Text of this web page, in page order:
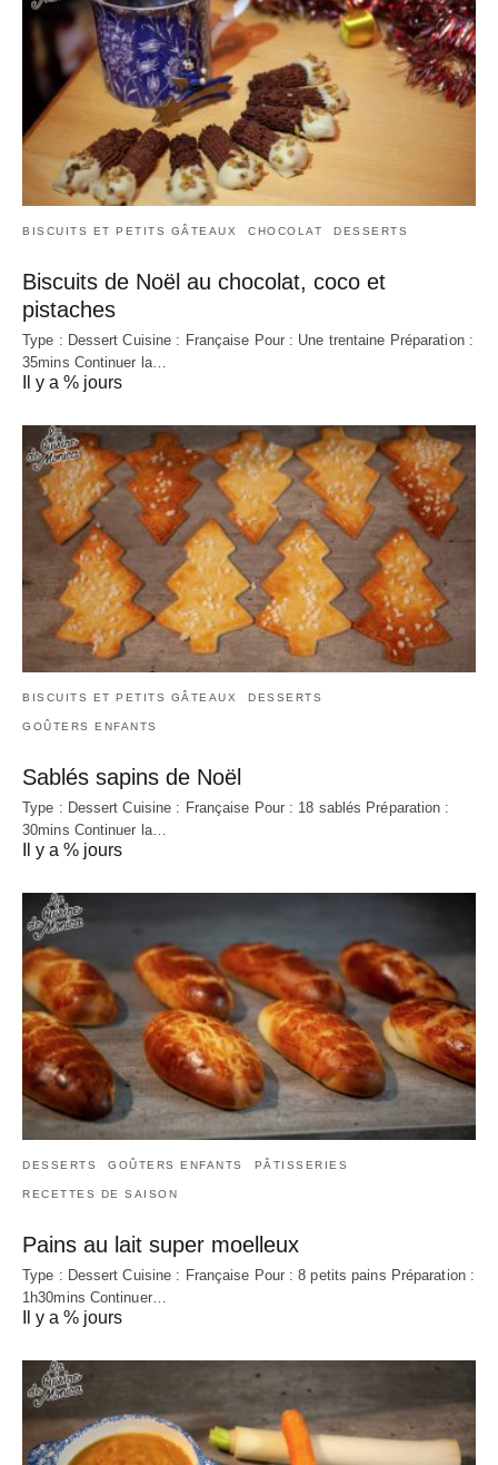
BISCUITS ET PETITS GÂTEAUX CHOCOLAT DESSERTS
Biscuits de Noël au chocolat, coco et
pistaches
Type : Dessert Cuisine : Française Pour : Une trentaine Préparation :
35mins Continuer la…
Il y a % jours
BISCUITS ET PETITS GÂTEAUX DESSERTS
GOÛTERS ENFANTS
Sablés sapins de Noël
Type : Dessert Cuisine : Française Pour : 18 sablés Préparation :
30mins Continuer la…
Il y a % jours
DESSERTS GOÛTERS ENFANTS PÂTISSERIES
RECETTES DE SAISON
Pains au lait super moelleux
Type : Dessert Cuisine : Française Pour : 8 petits pains Préparation :
1h30mins Continuer…
Il y a % jours